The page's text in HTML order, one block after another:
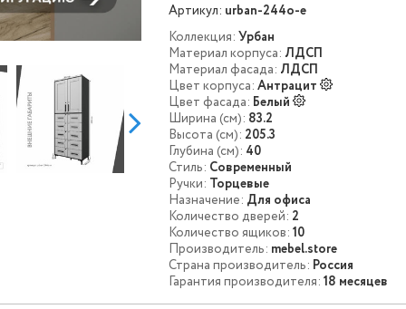
Артикул: urban-244o-e
Коллекция: Урбан
Материал корпуса: ЛДСП
Материал фасада: ЛДСП
Цвет корпуса: Антрацит
Цвет фасада: Белый
Ширина (см): 83.2
Высота (см): 205.3
Глубина (см): 40
Стиль: Современный
Ручки: Торцевые
Назначение: Для офиса
Количество дверей: 2
Количество ящиков: 10
Производитель: mebel.store
Страна производитель: Россия
Гарантия производителя: 18 месяцев